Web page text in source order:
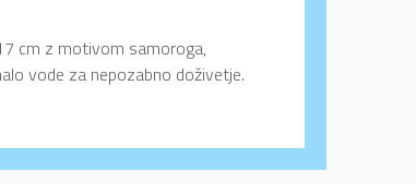
cm z motivom samoroga,
vode za nepozabno doživetje.